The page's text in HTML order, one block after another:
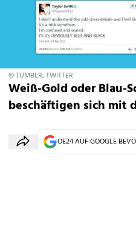
© TUMBLR, TWITTER
Weiß-Gold oder Blau-
beschäftigen sich mit
OE24 AUF GOOGLE